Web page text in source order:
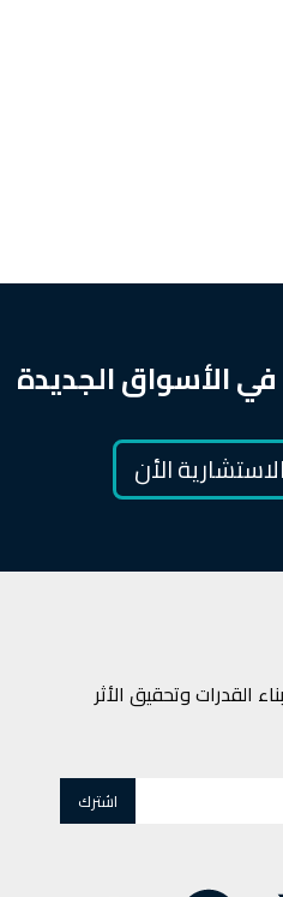
الأسواق الجديدة
الأن
القدرات وتحقيق الأثر